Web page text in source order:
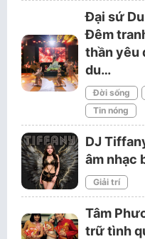
Đại sứ
Đêm
thần yêu
du…
Đời sống
Tin nóng
DJ
âm nhạc
Giải trí
Tâm
trữ tình